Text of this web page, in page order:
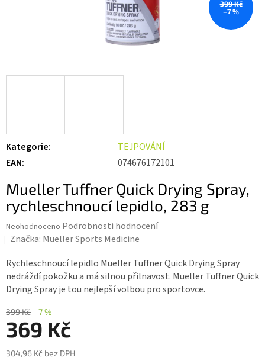
399 Kč
–7 %
Kategorie:
TEJPOVÁNÍ
EAN: 074676172101
Mueller Tuffner Quick Drying Spray,
rychleschnoucí lepidlo, 283 g
Průměrné
hodnocení
je
0,0
z 5
hvězdiček.
Neohodnoceno Podrobnosti hodnocení
Značka: Mueller Sports Medicine
Rychleschnoucí lepidlo Mueller Tuffner Quick Drying Spray
nedráždí pokožku a má silnou přilnavost. Mueller Tuffner Quick
Drying Spray je tou nejlepší volbou pro sportovce.
399 Kč –7 %
369 Kč
304,96 Kč bez DPH